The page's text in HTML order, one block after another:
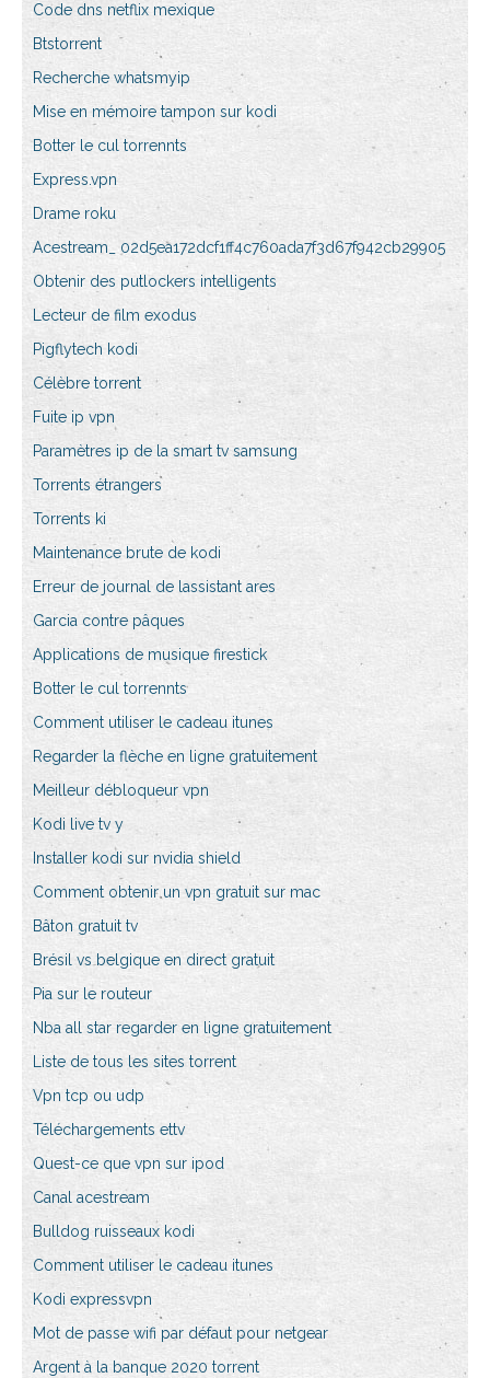
Code dns netflix mexique
Btstorrent
Recherche whatsmyip
Mise en mémoire tampon sur kodi
Botter le cul torrennts
Express.vpn
Drame roku
Acestream_ 02d5ea172dcf1ff4c760ada7f3d67f942cb29905
Obtenir des putlockers intelligents
Lecteur de film exodus
Pigflytech kodi
Célèbre torrent
Fuite ip vpn
Paramètres ip de la smart tv samsung
Torrents étrangers
Torrents ki
Maintenance brute de kodi
Erreur de journal de lassistant ares
Garcia contre pâques
Applications de musique firestick
Botter le cul torrennts
Comment utiliser le cadeau itunes
Regarder la flèche en ligne gratuitement
Meilleur débloqueur vpn
Kodi live tv y
Installer kodi sur nvidia shield
Comment obtenir un vpn gratuit sur mac
Bâton gratuit tv
Brésil vs belgique en direct gratuit
Pia sur le routeur
Nba all star regarder en ligne gratuitement
Liste de tous les sites torrent
Vpn tcp ou udp
Téléchargements ettv
Quest-ce que vpn sur ipod
Canal acestream
Bulldog ruisseaux kodi
Comment utiliser le cadeau itunes
Kodi expressvpn
Mot de passe wifi par défaut pour netgear
Argent à la banque 2020 torrent